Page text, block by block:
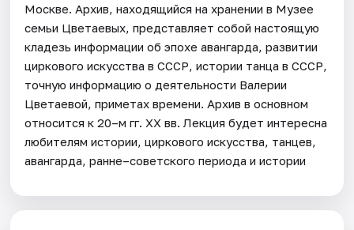
Москве. Архив, находящийся на хранении в Музее
семьи Цветаевых, представляет собой настоящую
кладезь информации об эпохе авангарда, развитии
циркового искусства в СССР, истории танца в СССР,
точную информацию о деятельности Валерии
Цветаевой, приметах времени. Архив в основном
относится к 20–м гг. XX вв. Лекция будет интересна
любителям истории, циркового искусства, танцев,
авангарда, ранне–советского периода и истории